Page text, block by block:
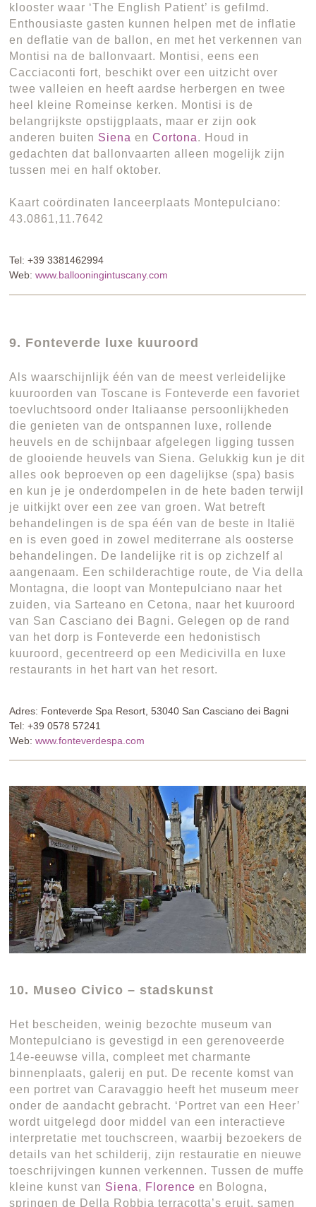
klooster waar ‘The English Patient’ is gefilmd.
Enthousiaste gasten kunnen helpen met de inflatie
en deflatie van de ballon, en met het verkennen van
Montisi na de ballonvaart. Montisi, eens een
Cacciaconti fort, beschikt over een uitzicht over
twee valleien en heeft aardse herbergen en twee
heel kleine Romeinse kerken. Montisi is de
belangrijkste opstijgplaats, maar er zijn ook
anderen buiten SienaenCortona. Houd in
gedachten dat ballonvaarten alleen mogelijk zijn
tussen mei en half oktober.
Kaart coördinaten lanceerplaats Montepulciano:
43.0861,11.7642
Tel: +39 3381462994
Web:www.ballooningintuscany.com
9. Fonteverde luxe kuuroord
Als waarschijnlijk één van de meest verleidelijke
kuuroorden van Toscane is Fonteverde een favoriet
toevluchtsoord onder Italiaanse persoonlijkheden
die genieten van de ontspannen luxe, rollende
heuvels en de schijnbaar afgelegen ligging tussen
de glooiende heuvels van Siena. Gelukkig kun je dit
alles ook beproeven op een dagelijkse (spa) basis
en kun je je onderdompelen in de hete baden terwijl
je uitkijkt over een zee van groen. Wat betreft
behandelingen is de spa één van de beste in Italië
en is even goed in zowel mediterrane als oosterse
behandelingen. De landelijke rit is op zichzelf al
aangenaam. Een schilderachtige route, de Via della
Montagna, die loopt van Montepulciano naar het
zuiden, via Sarteano en Cetona, naar het kuuroord
van San Casciano dei Bagni. Gelegen op de rand
van het dorp is Fonteverde een hedonistisch
kuuroord, gecentreerd op een Medicivilla en luxe
restaurants in het hart van het resort.
Adres: Fonteverde Spa Resort, 53040 San Casciano dei Bagni
Tel: +39 0578 57241
Web:www.fonteverdespa.com
10. Museo Civico – stadskunst
Het bescheiden, weinig bezochte museum van
Montepulciano is gevestigd in een gerenoveerde
14e-eeuwse villa, compleet met charmante
binnenplaats, galerij en put. De recente komst van
een portret van Caravaggio heeft het museum meer
onder de aandacht gebracht. ‘Portret van een Heer’
wordt uitgelegd door middel van een interactieve
interpretatie met touchscreen, waarbij bezoekers de
details van het schilderij, zijn restauratie en nieuwe
toeschrijvingen kunnen verkennen. Tussen de muffe
kleine kunst van Siena, Florenceen Bologna,
springen de Della Robbia terracotta’s eruit, samen